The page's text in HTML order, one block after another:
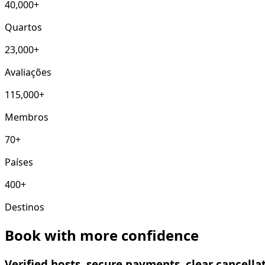
40,000+
Quartos
23,000+
Avaliações
115,000+
Membros
70+
Países
400+
Destinos
Book with more confidence